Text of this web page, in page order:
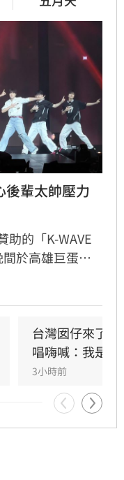
後輩太帥壓力
助的「K-WAVE
於高雄巨蛋熱
U、CRAVITY、
停，最後由
場氣氛推向最高
台灣囡仔來了
唱嗨喊：我是誰
3小時前